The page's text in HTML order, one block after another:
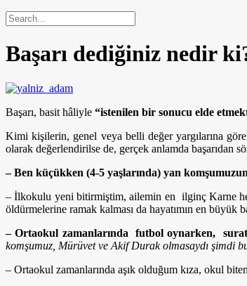
Başarı dediğiniz nedir
Başarı, basit hâliyle “istenilen bir sonucu elde
Kimi kişilerin, genel veya belli değer yargılarına göre
olarak değerlendirilse de, gerçek anlamda başarıdan
– Ben küçükken (4-5 yaşlarında) yan
– İlkokulu yeni bitirmiştim, ailemin en ilginç Karne
öldürmelerine ramak kalması da hayatımın en büyük
– Ortaokul zamanlarında futbol oynarken,
komşumuz, Mürüvet ve Akif Durak olmasaydı şimdi bu
– Ortaokul zamanlarında aşık olduğum kıza, okul